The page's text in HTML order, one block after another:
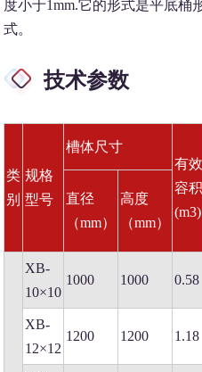
度小于1mm.它的形式是平底桶
式。
技术参数
类
别
规格
型号
槽体尺寸
有效
容积
(m3)
直径
（mm）
高度
（mm）
XB-
10×10
1000 1000 0.58
XB-
12×12
1200 1200 1.18